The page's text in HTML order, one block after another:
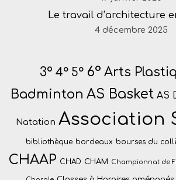
Le travail d’architecture
4 décembre 2025
3° 4° 5° 6° Arts
Badminton AS Basket AS
Natation Association
bibliothèque bordeaux bourses du
CHAAP CHAD CHAM Championnat de